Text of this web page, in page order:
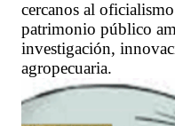
cercanos al
patrimonio público
investigación,
agropecuaria.